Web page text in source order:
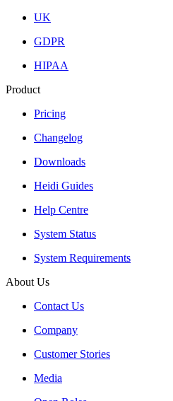
UK
GDPR
HIPAA
Product
Pricing
Changelog
Downloads
Heidi Guides
Help Centre
System Status
System Requirements
About Us
Contact Us
Company
Customer Stories
Media